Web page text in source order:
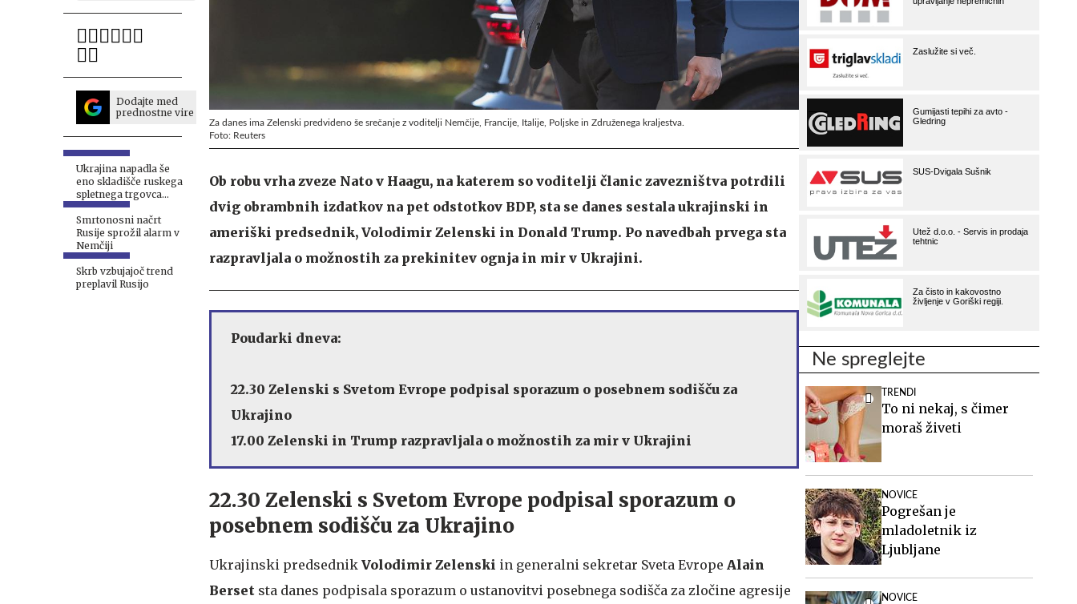
Dodajte med
prednostne vire
Ukrajina napadla še
eno skladišče ruskega
spletnega trgovca
#vŽivo
Smrtonosni načrt
Rusije sprožil alarm v
Nemčiji
Skrb vzbujajoč trend
preplavil Rusijo
Za danes ima Zelenski predvideno še srečanje z voditelji Nemčije, Francije, Italije, Poljske in Združenega kraljestva.
Foto: Reuters
Ob robu vrha zveze Nato v Haagu, na katerem so voditelji članic zavezništva potrdili
dvig obrambnih izdatkov na pet odstotkov BDP, sta se danes sestala ukrajinski in
ameriški predsednik, Volodimir Zelenski in Donald Trump. Po navedbah prvega sta
razpravljala o možnostih za prekinitev ognja in mir v Ukrajini.
Poudarki dneva:
22.30 Zelenski s Svetom Evrope podpisal sporazum o posebnem sodišču za
Ukrajino
17.00 Zelenski in Trump razpravljala o možnostih za mir v Ukrajini
22.30 Zelenski s Svetom Evrope podpisal sporazum o
posebnem sodišču za Ukrajino
Ukrajinski predsednik Volodimir Zelenski in generalni sekretar Sveta Evrope Alain
Berset sta danes podpisala sporazum o ustanovitvi posebnega sodišča za zločine agresije
Ne spreglejte
TRENDI
To ni nekaj, s čimer
moraš živeti
NOVICE
Pogrešan je
mladoletnik iz
Ljubljane
NOVICE